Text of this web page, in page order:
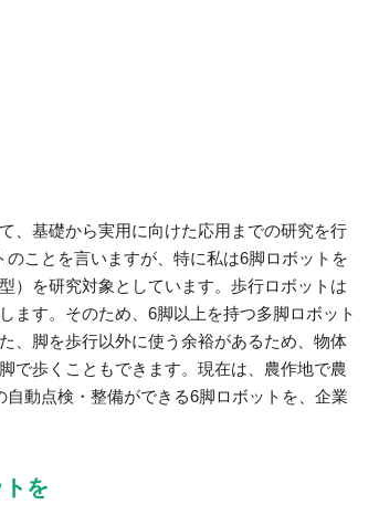
、基礎から実用に向けた応用までの研究を行
ことを言いますが、特に私は6脚ロボットを
）を研究対象としています。歩行ロボットは
ます。そのため、6脚以上を持つ多脚ロボット
、脚を歩行以外に使う余裕があるため、物体
で歩くこともできます。現在は、農作地で農
動点検・整備ができる6脚ロボットを、企業
を